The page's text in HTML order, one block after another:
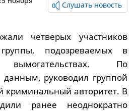
Слушать новость
четверых участников
группы, подозреваемых в
По
руководил группой
криминальный авторитет. В
ранее неоднократно